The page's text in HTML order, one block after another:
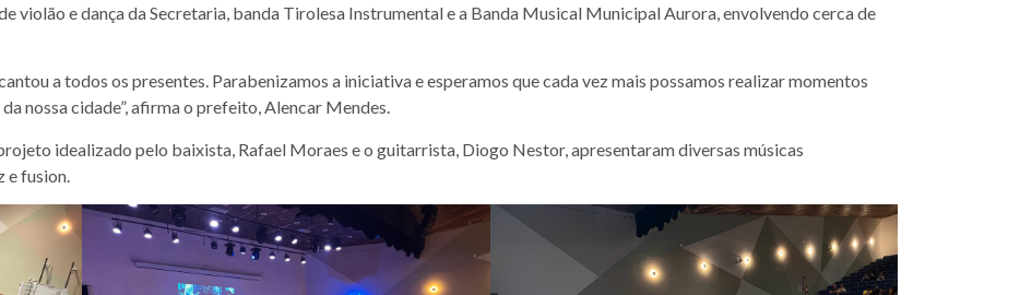
violão e dança da Secretaria, banda Tirolesa Instrumental e a Banda Musical Municipal Aurora, envolvendo cerca de
a todos os presentes. Parabenizamos a iniciativa e esperamos que cada vez mais possamos realizar momentos
nossa cidade”, afirma o prefeito, Alencar Mendes.
idealizado pelo baixista, Rafael Moraes e o guitarrista, Diogo Nestor, apresentaram diversas músicas
e fusion.